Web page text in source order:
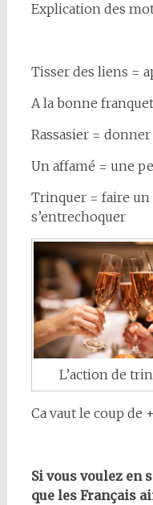
Explication des
Tisser des liens =
A la bonne
Rassasier =
Un affamé = une
Trinquer = faire un
s’entrechoquer
L’action de
Ca vaut le coup
Si vous voulez en
que les Français